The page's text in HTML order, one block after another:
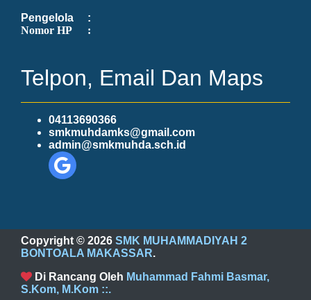
Pengelola
:
Nomor HP
:
Telpon, Email Dan Maps
04113690366
smkmuhdamks@gmail.com
admin@smkmuhda.sch.id
Copyright © 2026 SMK MUHAMMADIYAH 2
BONTOALA MAKASSAR.
Di Rancang Oleh Muhammad Fahmi Basmar,
S.Kom, M.Kom ::.